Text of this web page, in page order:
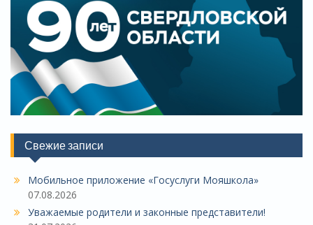
Свежие записи
Мобильное приложение «Госуслуги Мояшкола»
07.08.2026
Уважаемые родители и законные представители!